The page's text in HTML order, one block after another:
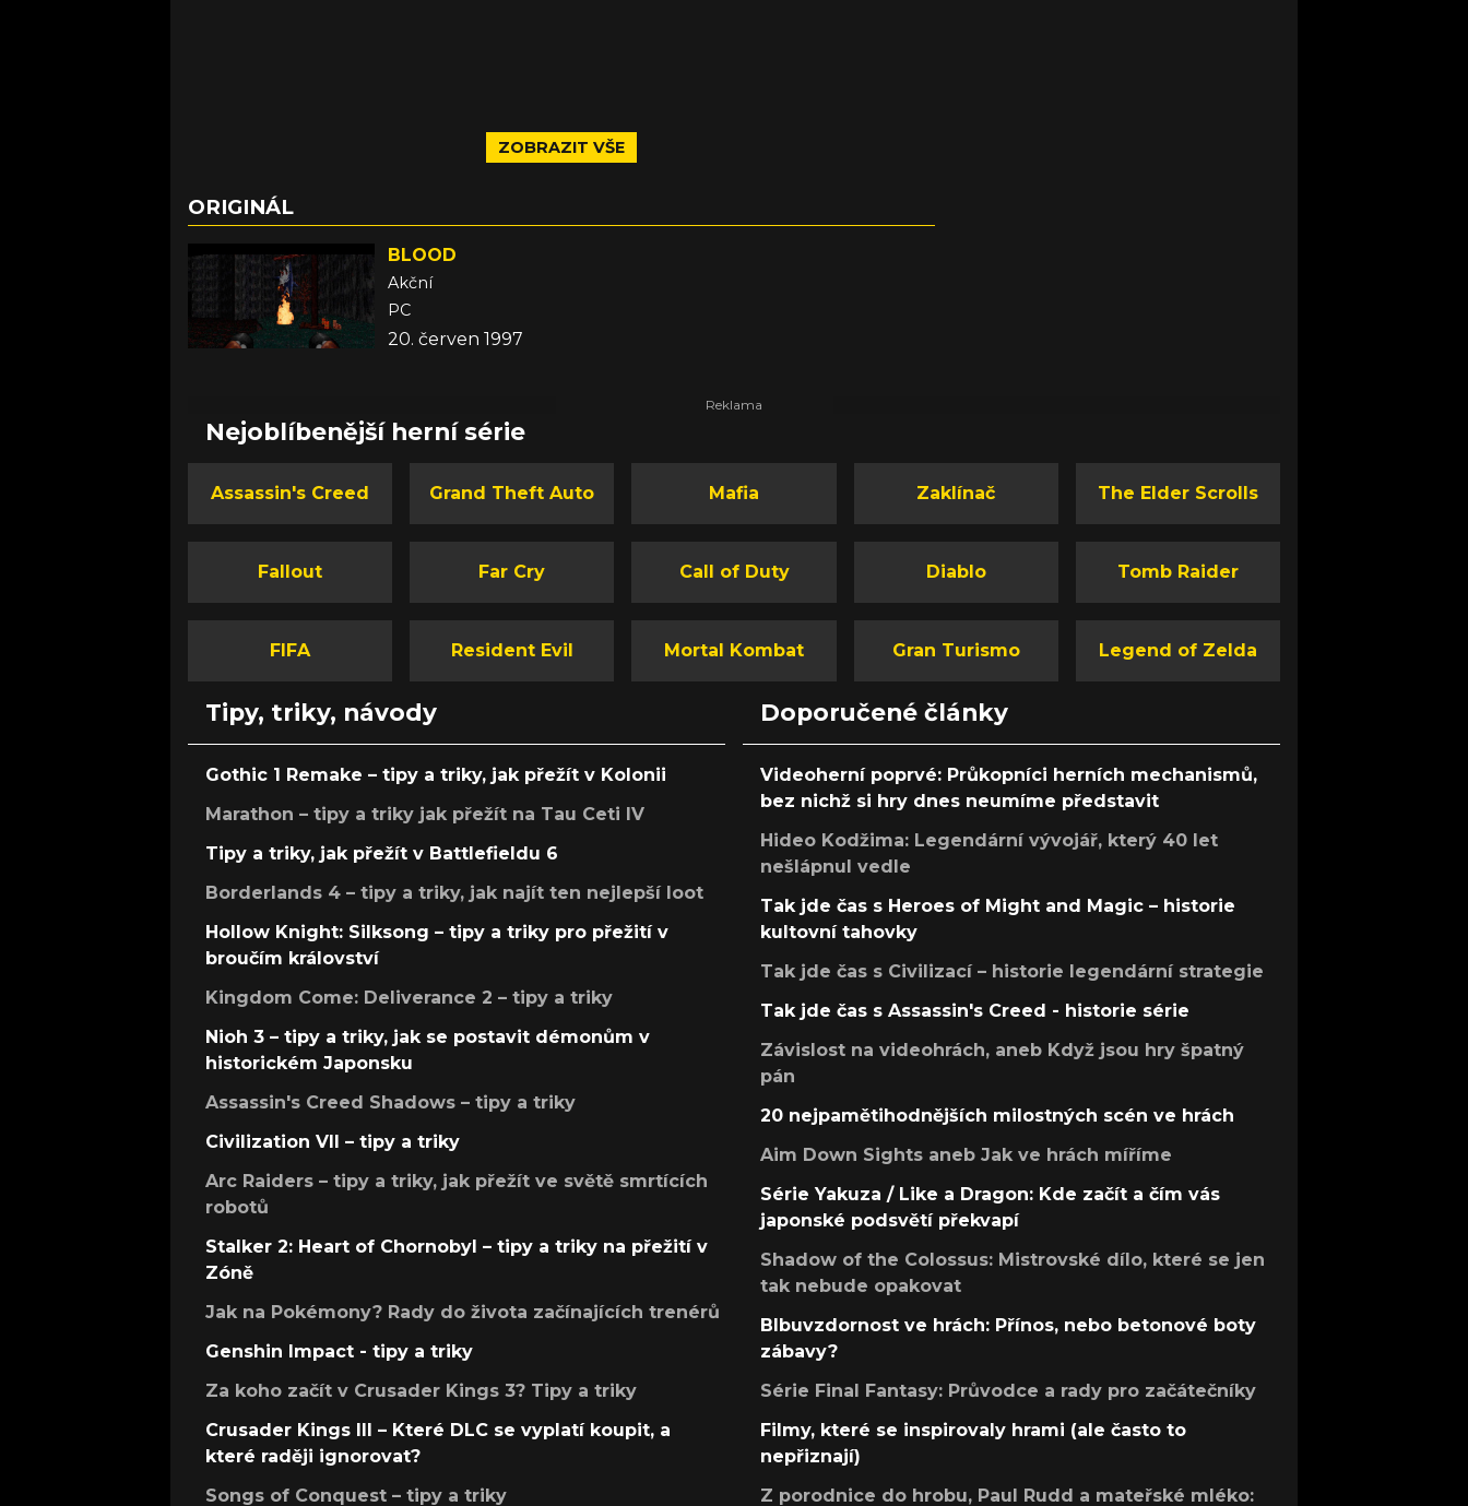
ZOBRAZIT VŠE
ORIGINÁL
BLOOD
Akční
PC
20. červen 1997
Nejoblíbenější herní série
Assassin's Creed Grand Theft Auto Mafia Zaklínač The Elder Scrolls
Fallout Far Cry Call of Duty Diablo Tomb Raider
FIFA Resident Evil Mortal Kombat Gran Turismo Legend of Zelda
Tipy, triky, návody
Gothic 1 Remake – tipy a triky, jak přežít v Kolonii
Marathon – tipy a triky jak přežít na Tau Ceti IV
Tipy a triky, jak přežít v Battlefieldu 6
Borderlands 4 – tipy a triky, jak najít ten nejlepší loot
Hollow Knight: Silksong – tipy a triky pro přežití v
broučím království
Kingdom Come: Deliverance 2 – tipy a triky
Nioh 3 – tipy a triky, jak se postavit démonům v
historickém Japonsku
Assassin's Creed Shadows – tipy a triky
Civilization VII – tipy a triky
Arc Raiders – tipy a triky, jak přežít ve světě smrtících
robotů
Stalker 2: Heart of Chornobyl – tipy a triky na přežití v
Zóně
Jak na Pokémony? Rady do života začínajících trenérů
Genshin Impact - tipy a triky
Za koho začít v Crusader Kings 3? Tipy a triky
Crusader Kings III – Které DLC se vyplatí koupit, a
které raději ignorovat?
Songs of Conquest – tipy a triky
Doporučené články
Videoherní poprvé: Průkopníci herních mechanismů,
bez nichž si hry dnes neumíme představit
Hideo Kodžima: Legendární vývojář, který 40 let
nešlápnul vedle
Tak jde čas s Heroes of Might and Magic – historie
kultovní tahovky
Tak jde čas s Civilizací – historie legendární strategie
Tak jde čas s Assassin's Creed - historie série
Závislost na videohrách, aneb Když jsou hry špatný
pán
20 nejpamětihodnějších milostných scén ve hrách
Aim Down Sights aneb Jak ve hrách míříme
Série Yakuza / Like a Dragon: Kde začít a čím vás
japonské podsvětí překvapí
Shadow of the Colossus: Mistrovské dílo, které se jen
tak nebude opakovat
Blbuvzdornost ve hrách: Přínos, nebo betonové boty
zábavy?
Série Final Fantasy: Průvodce a rady pro začátečníky
Filmy, které se inspirovaly hrami (ale často to
nepřiznají)
Z porodnice do hrobu, Paul Rudd a mateřské mléko: